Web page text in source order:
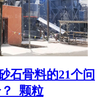
石骨料的21个问
_颗粒